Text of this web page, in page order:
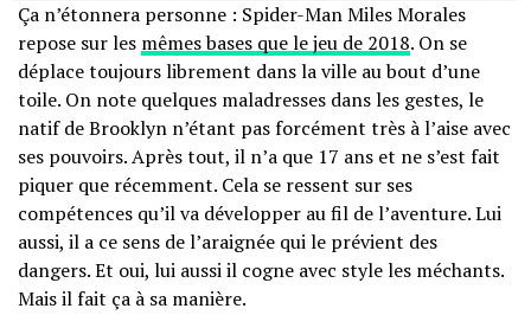
Ça n’étonnera personne : Spider-Man Miles Morales
repose sur les mêmes bases que le jeu de 2018. On se
déplace toujours librement dans la ville au bout d’une
toile. On note quelques maladresses dans les gestes, le
natif de Brooklyn n’étant pas forcément très à l’aise avec
ses pouvoirs. Après tout, il n’a que 17 ans et ne s’est fait
piquer que récemment. Cela se ressent sur ses
compétences qu’il va développer au fil de l’aventure. Lui
aussi, il a ce sens de l’araignée qui le prévient des
dangers. Et oui, lui aussi il cogne avec style les méchants.
Mais il fait ça à sa manière.